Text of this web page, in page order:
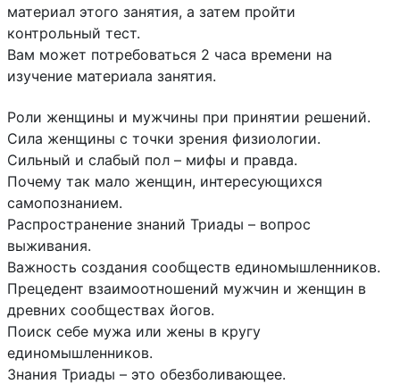
материал этого занятия, а затем пройти
контрольный тест.
Вам может потребоваться 2 часа времени на
изучение материала занятия.
Роли женщины и мужчины при принятии решений.
Сила женщины с точки зрения физиологии.
Сильный и слабый пол – мифы и правда.
Почему так мало женщин, интересующихся
самопознанием.
Распространение знаний Триады – вопрос
выживания.
Важность создания сообществ единомышленников.
Прецедент взаимоотношений мужчин и женщин в
древних сообществах йогов.
Поиск себе мужа или жены в кругу
единомышленников.
Знания Триады – это обезболивающее.